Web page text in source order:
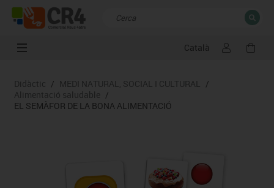
Català
Resultats de la recerca TANCAR
Didàctic / MEDI NATURAL, SOCIAL I CULTURAL /
Alimentació saludable /
EL SEMÀFOR DE LA BONA ALIMENTACIÓ